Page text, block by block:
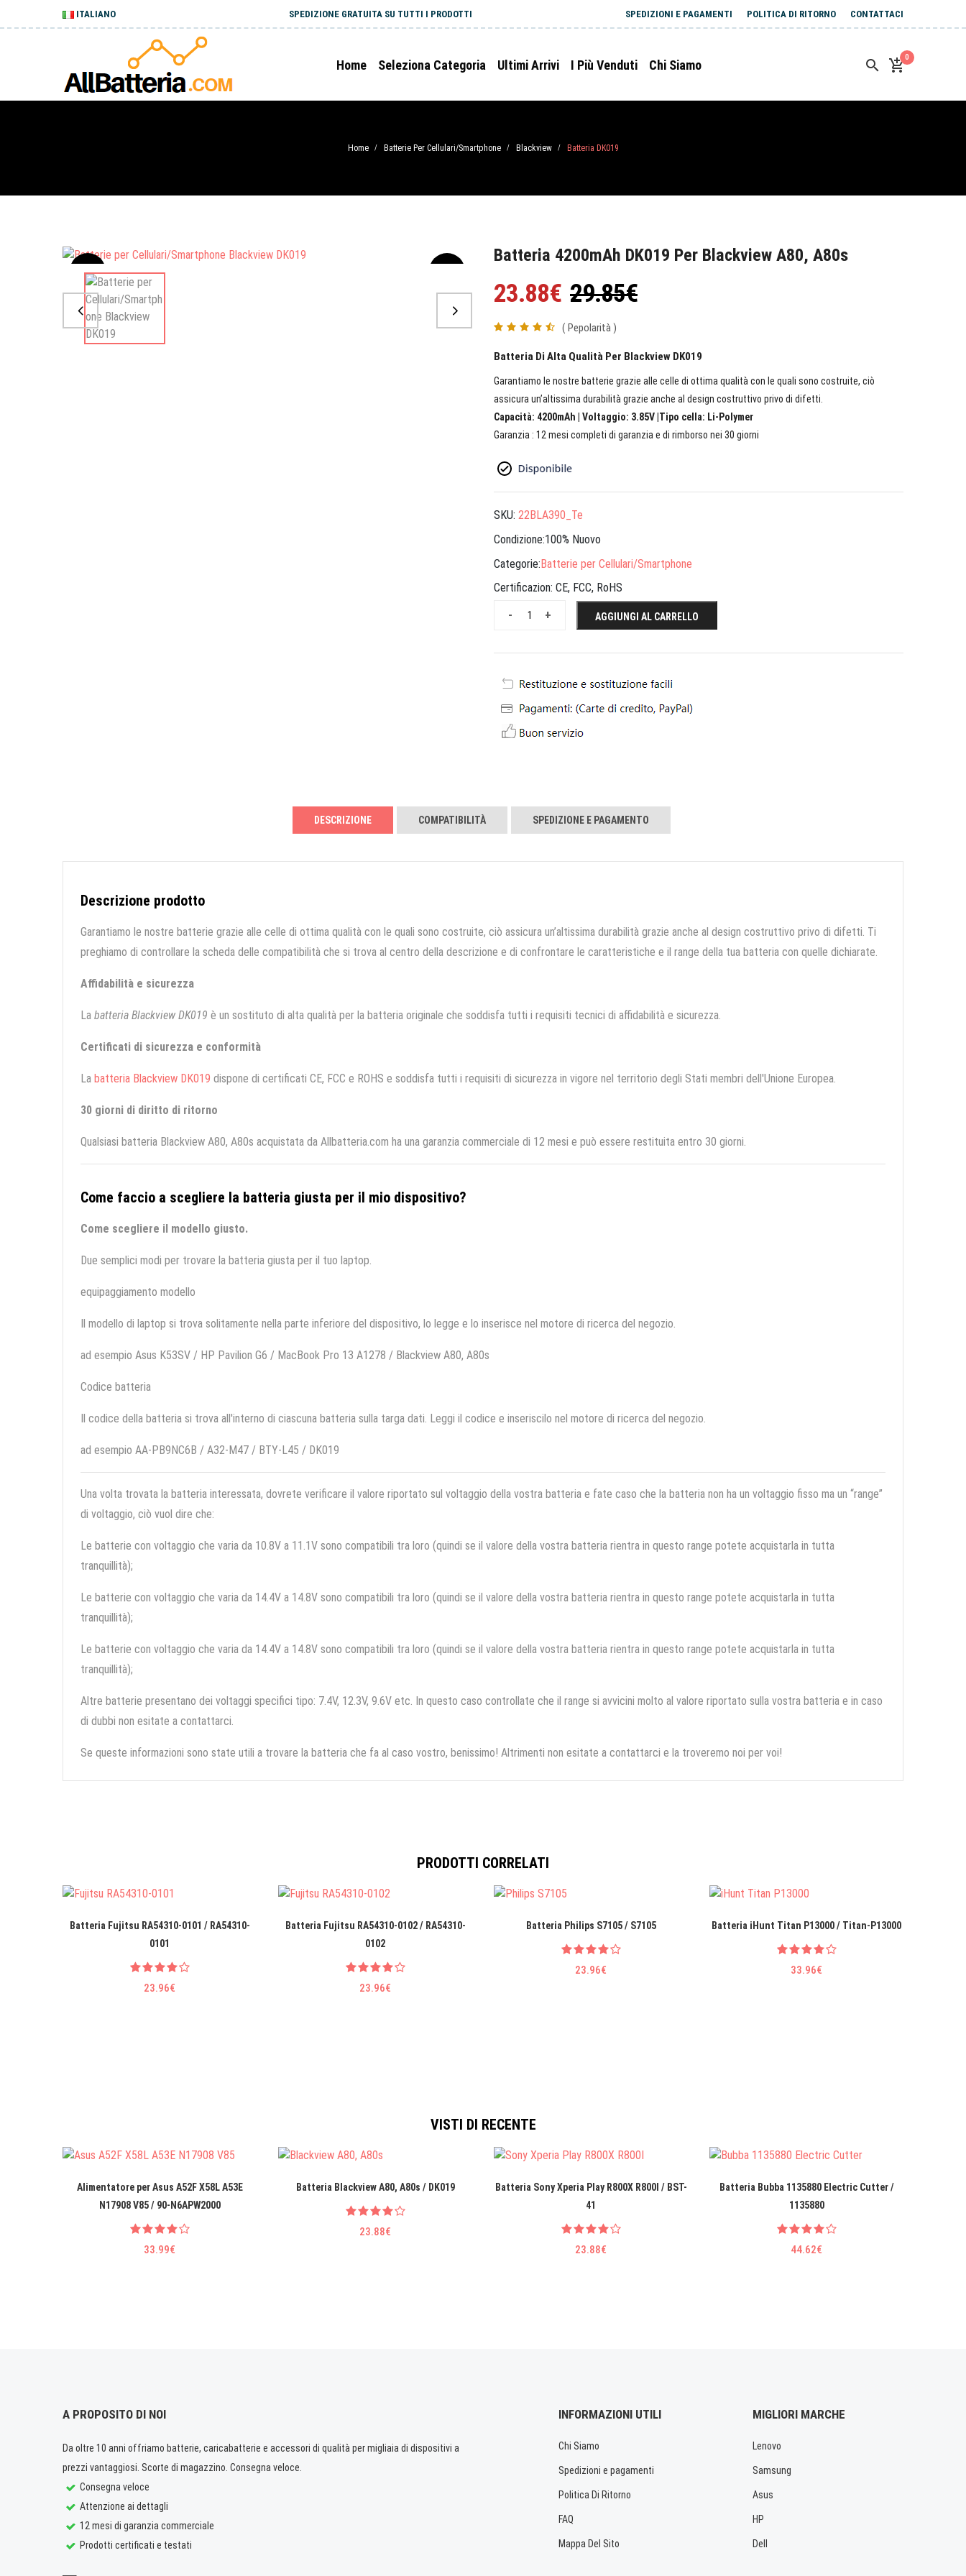
ITALIANO SPEDIZIONE GRATUITA SU TUTTI I PRODOTTI SPEDIZIONI E PAGAMENTI POLITICA DI RITORNO CONTATTACI
Home Seleziona Categoria Ultimi Arrivi I Più Venduti Chi Siamo
0
Home / Batterie Per Cellulari/Smartphone / Blackview / Batteria DK019
Sale
Batteria 4200mAh DK019 Per Blackview A80, A80s
23.88€ 29.85€
( Pepolarità )
Batteria Di Alta Qualità Per Blackview DK019
Garantiamo le nostre batterie grazie alle celle di ottima qualità con le quali sono costruite, ciò
assicura un’altissima durabilità grazie anche al design costruttivo privo di difetti.
Capacità: 4200mAh | Voltaggio: 3.85V |Tipo cella: Li-Polymer
Garanzia : 12 mesi completi di garanzia e di rimborso nei 30 giorni
SKU: 22BLA390_Te
Condizione:100% Nuovo
Categorie:Batterie per Cellulari/Smartphone
Certificazion: CE, FCC, RoHS
+
- AGGIUNGI AL CARRELLO
DESCRIZIONE COMPATIBILITÀ SPEDIZIONE E PAGAMENTO
Descrizione prodotto
Garantiamo le nostre batterie grazie alle celle di ottima qualità con le quali sono costruite, ciò assicura un’altissima durabilità grazie anche al design costruttivo privo di difetti. Ti
preghiamo di controllare la scheda delle compatibilità che si trova al centro della descrizione e di confrontare le caratteristiche e il range della tua batteria con quelle dichiarate.
Affidabilità e sicurezza
La batteria Blackview DK019 è un sostituto di alta qualità per la batteria originale che soddisfa tutti i requisiti tecnici di affidabilità e sicurezza.
Certificati di sicurezza e conformità
La batteria Blackview DK019 dispone di certificati CE, FCC e ROHS e soddisfa tutti i requisiti di sicurezza in vigore nel territorio degli Stati membri dell'Unione Europea.
30 giorni di diritto di ritorno
Qualsiasi batteria Blackview A80, A80s acquistata da Allbatteria.com ha una garanzia commerciale di 12 mesi e può essere restituita entro 30 giorni.
Come faccio a scegliere la batteria giusta per il mio dispositivo?
Come scegliere il modello giusto.
Due semplici modi per trovare la batteria giusta per il tuo laptop.
equipaggiamento modello
Il modello di laptop si trova solitamente nella parte inferiore del dispositivo, lo legge e lo inserisce nel motore di ricerca del negozio.
ad esempio Asus K53SV / HP Pavilion G6 / MacBook Pro 13 A1278 / Blackview A80, A80s
Codice batteria
Il codice della batteria si trova all'interno di ciascuna batteria sulla targa dati. Leggi il codice e inseriscilo nel motore di ricerca del negozio.
ad esempio AA-PB9NC6B / A32-M47 / BTY-L45 / DK019
Una volta trovata la batteria interessata, dovrete verificare il valore riportato sul voltaggio della vostra batteria e fate caso che la batteria non ha un voltaggio fisso ma un “range”
di voltaggio, ciò vuol dire che:
Le batterie con voltaggio che varia da 10.8V a 11.1V sono compatibili tra loro (quindi se il valore della vostra batteria rientra in questo range potete acquistarla in tutta
tranquillità);
Le batterie con voltaggio che varia da 14.4V a 14.8V sono compatibili tra loro (quindi se il valore della vostra batteria rientra in questo range potete acquistarla in tutta
tranquillità);
Le batterie con voltaggio che varia da 14.4V a 14.8V sono compatibili tra loro (quindi se il valore della vostra batteria rientra in questo range potete acquistarla in tutta
tranquillità);
Altre batterie presentano dei voltaggi specifici tipo: 7.4V, 12.3V, 9.6V etc. In questo caso controllate che il range si avvicini molto al valore riportato sulla vostra batteria e in caso
di dubbi non esitate a contattarci.
Se queste informazioni sono state utili a trovare la batteria che fa al caso vostro, benissimo! Altrimenti non esitate a contattarci e la troveremo noi per voi!
PRODOTTI CORRELATI
Batteria Fujitsu RA54310-0101 / RA54310-
0101
23.96€
Batteria Fujitsu RA54310-0102 / RA54310-
0102
23.96€
Batteria Philips S7105 / S7105
23.96€
Batteria iHunt Titan P13000 / Titan-P13000
33.96€
VISTI DI RECENTE
Alimentatore per Asus A52F X58L A53E
N17908 V85 / 90-N6APW2000
33.99€
Batteria Blackview A80, A80s / DK019
23.88€
Batteria Sony Xperia Play R800X R800I / BST-
41
23.88€
Batteria Bubba 1135880 Electric Cutter /
1135880
44.62€
A PROPOSITO DI NOI
Da oltre 10 anni offriamo batterie, caricabatterie e accessori di qualità per migliaia di dispositivi a
prezzi vantaggiosi. Scorte di magazzino. Consegna veloce.
Consegna veloce
Attenzione ai dettagli
12 mesi di garanzia commerciale
Prodotti certificati e testati
INFORMAZIONI UTILI
Chi Siamo
Spedizioni e pagamenti
Politica Di Ritorno
FAQ
Mappa Del Sito
MIGLIORI MARCHE
Lenovo
Samsung
Asus
HP
Dell